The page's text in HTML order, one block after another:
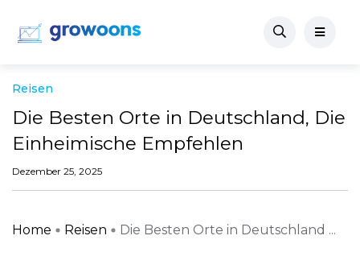
Reisen
Die Besten Orte in Deutschland, Die
Einheimische Empfehlen
Dezember 25, 2025
Home Reisen Die Besten Orte in Deutschland ...